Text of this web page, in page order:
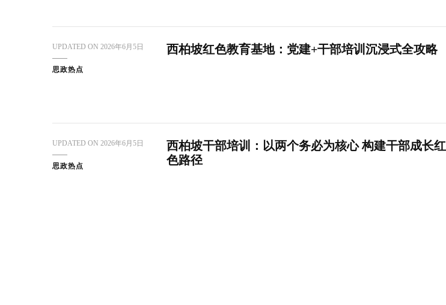
UPDATED ON 2026年6月5日
思政热点
西柏坡红色教育基地：党建+干部培训沉浸式全攻略
UPDATED ON 2026年6月5日
思政热点
西柏坡干部培训：以两个务必为核心 构建干部成长红
色路径